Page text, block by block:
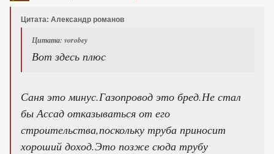
Цитата: Александр романов
Цитата: vorobey
Вот здесь плюс
Саня это минус.Газопровод это бред.Не стал
бы Ассад отказываться от его
строительства,поскольку труба приносит
хороший доход.Это позже сюда трубу